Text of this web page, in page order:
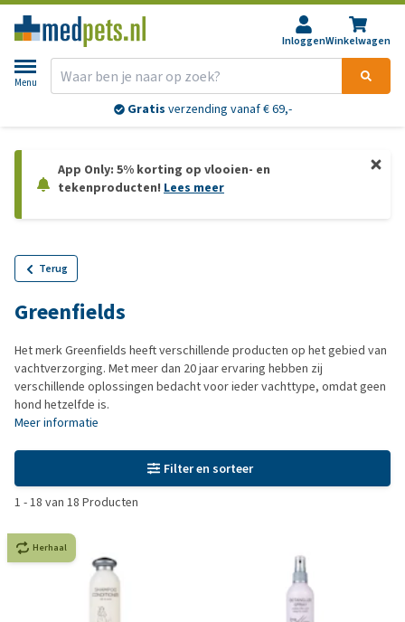
InloggenWinkelwagen
Menu
Gratis verzending vanaf € 69,-
App Only: 5% korting op vlooien- en
tekenproducten! Lees meer
Terug
Greenfields
Het merk Greenfields heeft verschillende producten op het gebied van
vachtverzorging. Met meer dan 20 jaar ervaring hebben zij
verschillende oplossingen bedacht voor ieder vachttype, omdat geen
hond hetzelfde is.
Meer informatie
Filter en sorteer
1 -18 van 18 Producten
Herhaal